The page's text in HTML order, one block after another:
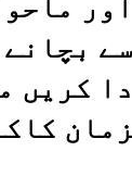
کریں